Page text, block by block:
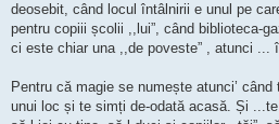
deosebit, când locul întâlnirii e unul pe
pentru copiii școlii ,,lui”, când biblioteca-
ci este chiar una ,,de poveste” , atunci ...
Pentru că magie se numește atunci’ când
unui loc și te simți de-odată acasă. Și